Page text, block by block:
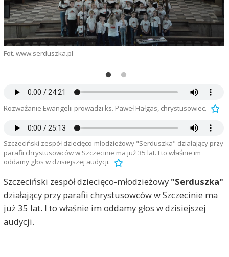
Fot. www.serduszka.pl
Rozważanie Ewangelii prowadzi ks. Paweł Hałgas, chrystusowiec.
Szczeciński zespół dziecięco-młodzieżowy "Serduszka" działający przy
parafii chrystusowców w Szczecinie ma już 35 lat. I to właśnie im
oddamy głos w dzisiejszej audycji.
Szczeciński zespół dziecięco-młodzieżowy "Serduszka"
działający przy parafii chrystusowców w Szczecinie ma
już 35 lat. I to właśnie im oddamy głos w dzisiejszej
audycji.